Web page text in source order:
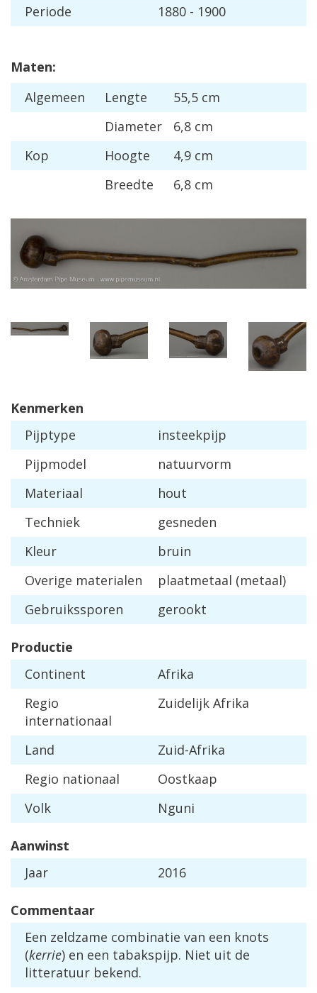
Periode
1880 - 1900
Maten:
Algemeen
Lengte
55,5 cm
Diameter
6,8 cm
Kop
Hoogte
4,9 cm
Breedte
6,8 cm
Kenmerken
Pijptype
insteekpijp
Pijpmodel
natuurvorm
Materiaal
hout
Techniek
gesneden
Kleur
bruin
Overige materialen
plaatmetaal (metaal)
Gebruikssporen
gerookt
Productie
Continent
Afrika
Regio
internationaal
Zuidelijk Afrika
Land
Zuid-Afrika
Regio nationaal
Oostkaap
Volk
Nguni
Aanwinst
Jaar
2016
Commentaar
Een zeldzame combinatie van een knots
(kerrie) en een tabakspijp. Niet uit de
litteratuur bekend.